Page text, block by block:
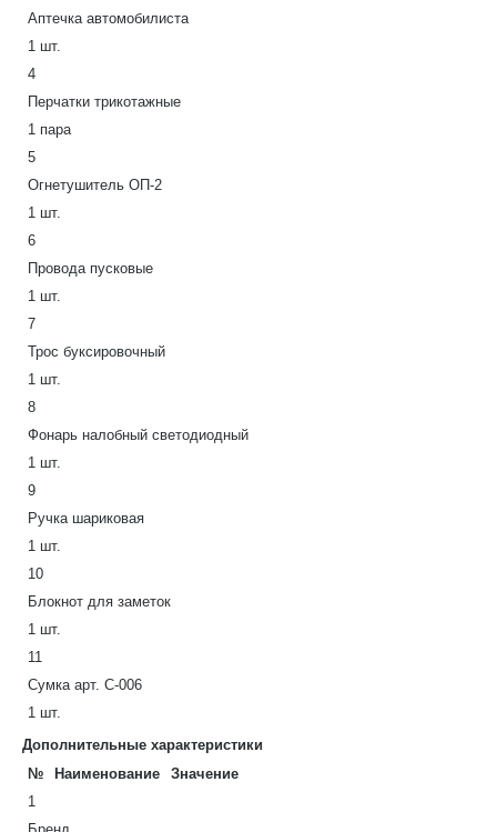
Аптечка автомобилиста
1 шт.
4
Перчатки трикотажные
1 пара
5
Огнетушитель ОП-2
1 шт.
6
Провода пусковые
1 шт.
7
Трос буксировочный
1 шт.
8
Фонарь налобный светодиодный
1 шт.
9
Ручка шариковая
1 шт.
10
Блокнот для заметок
1 шт.
11
Сумка арт. С-006
1 шт.
Дополнительные характеристики
№
Наименование
Значение
1